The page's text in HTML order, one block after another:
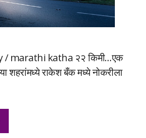
marathi katha २२ किमी…एक
शहरांमध्ये राकेश बँक मध्ये नोकरीला